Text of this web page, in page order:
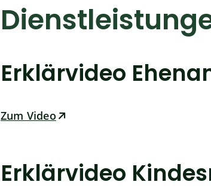
Erklärvideo
Zum Video
Erklärvideo